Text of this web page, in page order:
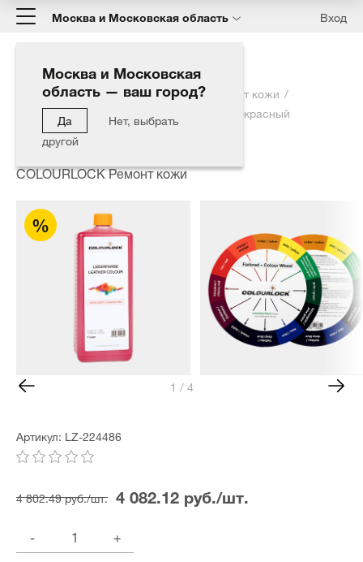
Москва и Московская область
Москва и Московская
область — ваш город?
Да
Нет, выбрать
другой
Вход
Главная Каталог COLOURLOCK Ремонт кожи
Краска для кожи COLOURLOCK вишнево-красный
Lederfarbe kirschrot 1000 мл
COLOURLOCK Ремонт кожи
1 / 4
Артикул: LZ-224486
4 802.49 руб./шт. 4 082.12 руб./шт.
-
+